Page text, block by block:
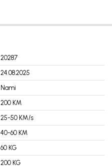
20287
24.08.2025
Nami
200 KM
25-50 KM/s
40-60 KM
60 KG
200 KG